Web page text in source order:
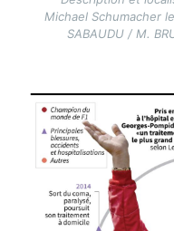
Michael Schumacher
SABAUDU / M.
Image